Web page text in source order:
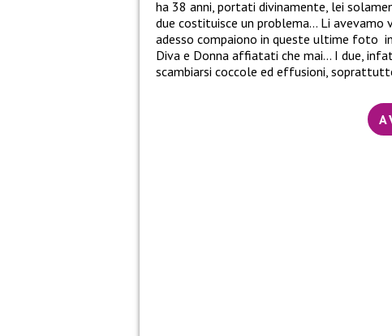
ha 38 anni, portati divinamente, lei
due costituisce un problema… Li avevamo
adesso compaiono in queste ultime foto
Diva e Donna affiatati che mai… I due,
scambiarsi coccole ed effusioni,